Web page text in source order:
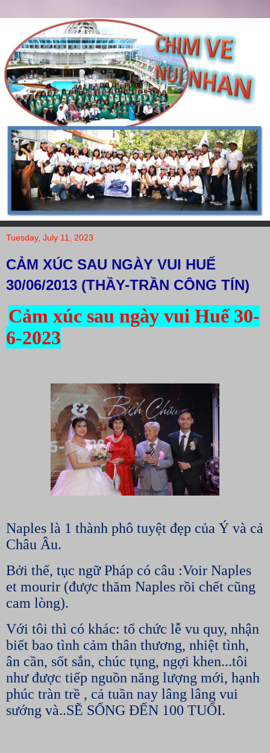
Tuesday, July 11, 2023
CẢM XÚC SAU NGÀY VUI HUẾ
30/06/2013 (THẦY-TRẦN CÔNG TÍN)
Cảm xúc sau ngày vui Huế 30-
6-2023
Naples là 1 thành phô tuyệt đẹp của Ý và cả
Châu Âu.
Bởi thế, tục ngữ Pháp có câu :Voir Naples
et mourir (được thăm Naples rồi chết cũng
cam lòng).
Với tôi thì có khác: tổ chức lễ vu quy, nhận
biết bao tình cảm thân thương, nhiệt tình,
ân cần, sốt sắn, chúc tụng, ngợi khen...tôi
như được tiếp nguồn năng lượng mới, hạnh
phúc tràn trề , cả tuần nay lâng lâng vui
sướng và..SẼ SỐNG ĐẾN 100 TUỔI.